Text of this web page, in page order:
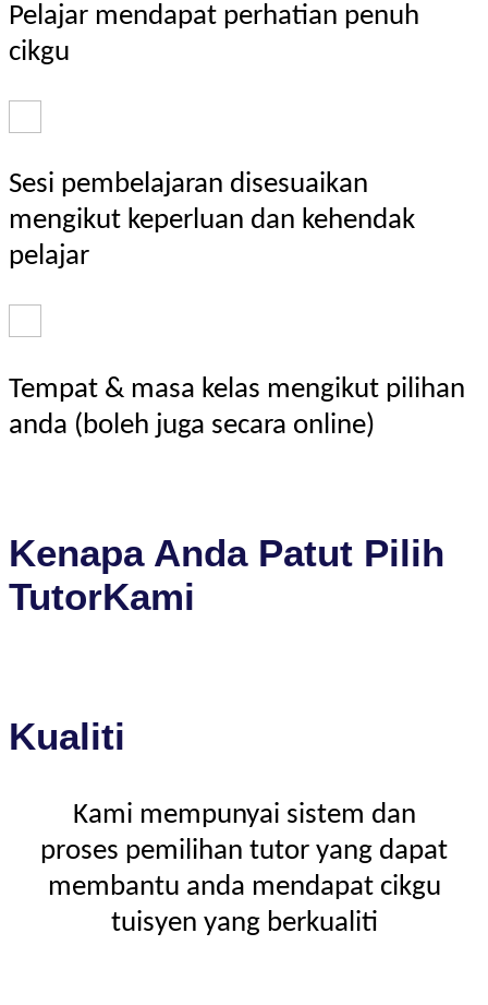
Pelajar mendapat perhatian penuh
cikgu
Sesi pembelajaran disesuaikan
mengikut keperluan dan kehendak
pelajar
Tempat & masa kelas mengikut pilihan
anda (boleh juga secara online)
Kenapa Anda Patut Pilih
TutorKami
Kualiti
Kami mempunyai sistem dan
proses pemilihan tutor yang dapat
membantu anda mendapat cikgu
tuisyen yang berkualiti